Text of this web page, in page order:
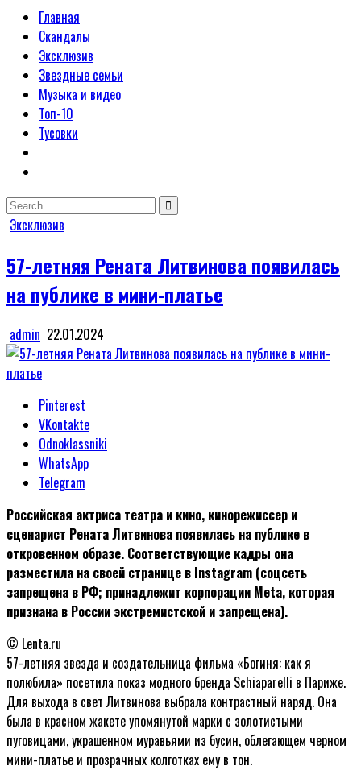
Главная
Скандалы
Эксклюзив
Звездные семьи
Музыка и видео
Топ-10
Тусовки
Search
for:
Posted
Эксклюзив
57-летняя Рената Литвинова появилась
на публике в мини-платье
admin 22.01.2024
Pinterest
VKontakte
Odnoklassniki
WhatsApp
Telegram
Российская актриса театра и кино, кинорежиссер и
сценарист Рената Литвинова появилась на публике в
откровенном образе. Соответствующие кадры она
разместила на своей странице в Instagram (соцсеть
запрещена в РФ; принадлежит корпорации Meta, которая
признана в России экстремистской и запрещена).
© Lenta.ru
57-летняя звезда и создательница фильма «Богиня: как я
полюбила» посетила показ модного бренда Schiaparelli в Париже.
Для выхода в свет Литвинова выбрала контрастный наряд. Она
была в красном жакете упомянутой марки с золотистыми
пуговицами, украшенном муравьями из бусин, облегающем черном
мини-платье и прозрачных колготках ему в тон.